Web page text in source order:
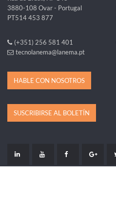
3880-108 Ovar - Portugal
PT514 453 877
(+351) 256 581 401
tecnolanema@lanema.pt
HABLE CON NOSOTROS
SUSCRIBIRSE AL BOLETÍN